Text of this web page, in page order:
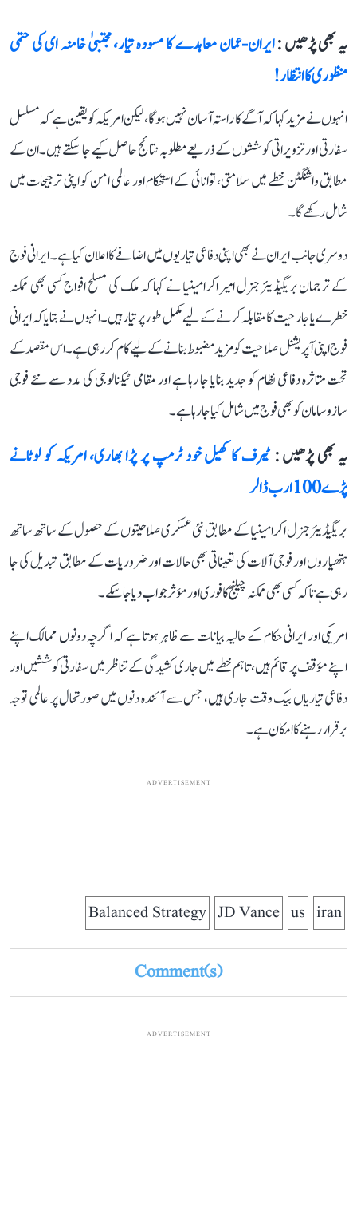
یہ بھی پڑھیں :ایران-عمان معاہدے کا مسودہ تیار، مجتبیٰ خامنہ ای کی حتمی
منظوری کا انتظار!
انہوں نے مزید کہا کہ آگے کا راستہ آسان نہیں ہوگا، لیکن امریکہ کو یقین ہے کہ مسلسل
سفارتی اور تزویراتی کوششوں کے ذریعے مطلوبہ نتائج حاصل کیے جا سکتے ہیں۔ ان کے
مطابق واشنگٹن خطے میں سلامتی، توانائی کے استحکام اور عالمی امن کو اپنی ترجیحات میں
شامل رکھے گا۔
دوسری جانب ایران نے بھی اپنی دفاعی تیاریوں میں اضافے کا اعلان کیا ہے۔ ایرانی فوج
کے ترجمان بریگیڈیئر جنرل امیر اکرامینیا نے کہا کہ ملک کی مسلح افواج کسی بھی ممکنہ
خطرے یا جارحیت کا مقابلہ کرنے کے لیے مکمل طور پر تیار ہیں۔ انہوں نے بتایا کہ ایرانی
فوج اپنی آپریشنل صلاحیت کو مزید مضبوط بنانے کے لیے کام کر رہی ہے۔ اس مقصد کے
تحت متاثرہ دفاعی نظام کو جدید بنایا جا رہا ہے اور مقامی ٹیکنالوجی کی مدد سے نئے فوجی
سازوسامان کو بھی فوج میں شامل کیا جا رہا ہے۔
یہ بھی پڑھیں :ٹیرف کا کھیل خود ٹرمپ پر پڑا بھاری، امریکہ کو لوٹانے
پڑے 100 ارب ڈالر
بریگیڈیئر جنرل اکرامینیا کے مطابق نئی عسکری صلاحیتوں کے حصول کے ساتھ ساتھ
ہتھیاروں اور فوجی آلات کی تعیناتی بھی حالات اور ضروریات کے مطابق تبدیل کی جا
رہی ہے تاکہ کسی بھی ممکنہ چیلنج کا فوری اور مؤثر جواب دیا جا سکے۔
امریکی اور ایرانی حکام کے حالیہ بیانات سے ظاہر ہوتا ہے کہ اگرچہ دونوں ممالک اپنے
اپنے مؤقف پر قائم ہیں، تاہم خطے میں جاری کشیدگی کے تناظر میں سفارتی کوششیں اور
دفاعی تیاریاں بیک وقت جاری ہیں، جس سے آئندہ دنوں میں صورتحال پر عالمی توجہ
برقرار رہنے کا امکان ہے۔
ADVERTISEMENT
iran
us
JD Vance
Balanced Strategy
Comment(s)
ADVERTISEMENT